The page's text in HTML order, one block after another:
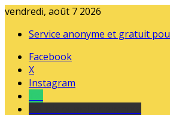
vendredi, août 7 2026
Service anonyme et gratuit
Facebook
X
Instagram